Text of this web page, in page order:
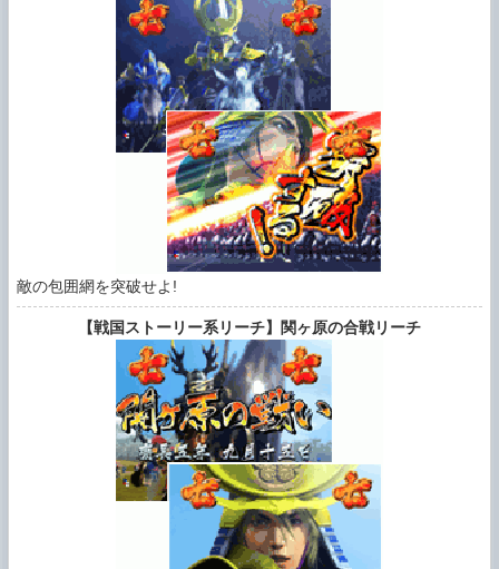
敵の包囲網を突破せよ!
【戦国ストーリー系リーチ】関ヶ原の合戦リーチ